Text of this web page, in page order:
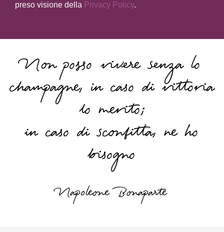
preso visione della Privacy Policy.
Non posso vivere senza lo
champagne, in caso di vittoria
lo merito;
in caso di sconfitta, ne ho
bisogno
Napoleone Bonaparte